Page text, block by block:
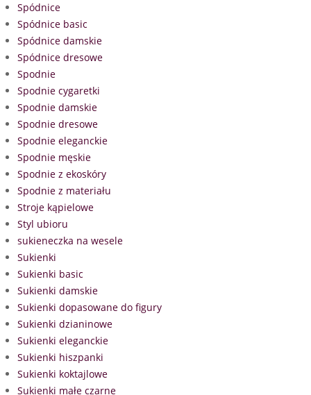
Spódnice
Spódnice basic
Spódnice damskie
Spódnice dresowe
Spodnie
Spodnie cygaretki
Spodnie damskie
Spodnie dresowe
Spodnie eleganckie
Spodnie męskie
Spodnie z ekoskóry
Spodnie z materiału
Stroje kąpielowe
Styl ubioru
sukieneczka na wesele
Sukienki
Sukienki basic
Sukienki damskie
Sukienki dopasowane do figury
Sukienki dzianinowe
Sukienki eleganckie
Sukienki hiszpanki
Sukienki koktajlowe
Sukienki małe czarne